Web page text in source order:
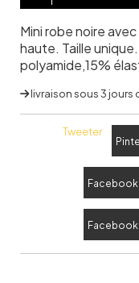
Mini robe noire
haute. Taille
polyamide,15%
livraison sous 3 jours
Tweeter